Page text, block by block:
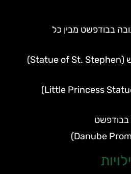
בבודפשט מבין כל
פסל המלך שטפן הקדוש (Statue of St. Stephen)
פסל הנסיכה הקטנה (Little Princess Statue)